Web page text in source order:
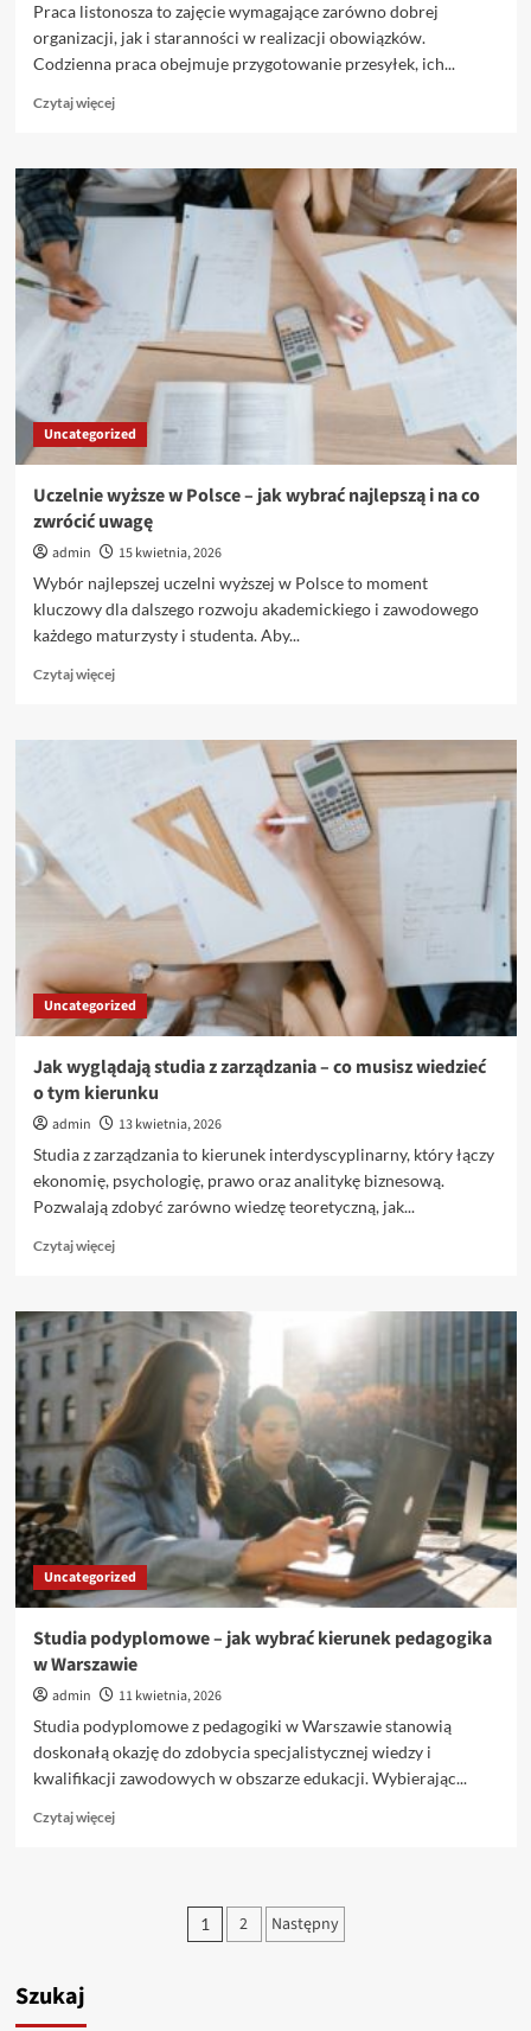
Praca listonosza to zajęcie wymagające zarówno dobrej
organizacji, jak i staranności w realizacji obowiązków.
Codzienna praca obejmuje przygotowanie przesyłek, ich...
Czytaj więcejDowiedz
o
Jakie
są
nigdy
się
nie
nudzi
Uncategorized
Uczelnie wyższe w Polsce – jak wybrać najlepszą i na co
zwrócić uwagę
admin
15 kwietnia, 2026
Wybór najlepszej uczelni wyższej w Polsce to moment
kluczowy dla dalszego rozwoju akademickiego i zawodowego
każdego maturzysty i studenta. Aby...
Czytaj więcejDowiedz
o
Polsce
najlepszą
co
zwrócić
uwagę
Uncategorized
Jak wyglądają studia z zarządzania – co musisz wiedzieć
o tym kierunku
admin
13 kwietnia, 2026
Studia z zarządzania to kierunek interdyscyplinarny, który łączy
ekonomię, psychologię, prawo oraz analitykę biznesową.
Pozwalają zdobyć zarówno wiedzę teoretyczną, jak...
Czytaj więcejDowiedz
o
Jak
wyglądają
studia
z
zarządzania
–
co
musisz
wiedzieć
o
tym
kierunku
Uncategorized
Studia podyplomowe – jak wybrać kierunek pedagogika
w Warszawie
admin
11 kwietnia, 2026
Studia podyplomowe z pedagogiki w Warszawie stanowią
doskonałą okazję do zdobycia specjalistycznej wiedzy i
kwalifikacji zawodowych w obszarze edukacji. Wybierając...
Czytaj więcejDowiedz
podyplomoweStronicowanie
1 2 Następny
Szukaj